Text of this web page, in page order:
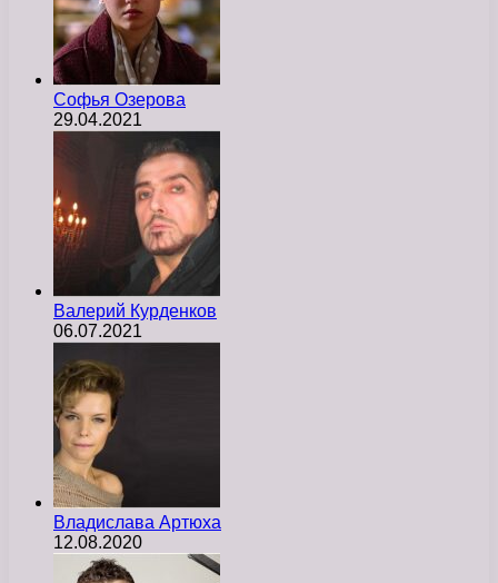
Софья Озерова
29.04.2021
Валерий Курденков
06.07.2021
Владислава Артюха
12.08.2020